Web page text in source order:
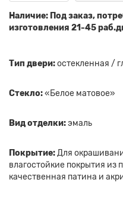
Наличие: Под заказ,
изготовления 21-45
Тип двери:остекленная /
Стекло:«Белое матовое»
Вид отделки:эмаль
Покрытие:Для
влагостойкие покрытия из
качественная патина и